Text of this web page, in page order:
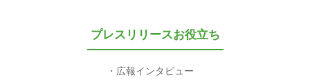
プレスリリースお役立ち
広報インタビュー